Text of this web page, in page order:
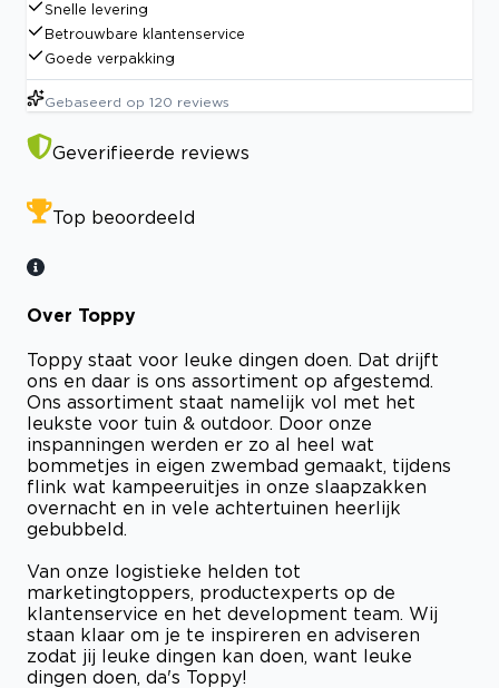
Snelle levering
Betrouwbare klantenservice
Goede verpakking
Gebaseerd op 120 reviews
Geverifieerde reviews
Top beoordeeld
Over Toppy
Toppy staat voor leuke dingen doen. Dat drijft
ons en daar is ons assortiment op afgestemd.
Ons assortiment staat namelijk vol met het
leukste voor tuin & outdoor. Door onze
inspanningen werden er zo al heel wat
bommetjes in eigen zwembad gemaakt, tijdens
flink wat kampeeruitjes in onze slaapzakken
overnacht en in vele achtertuinen heerlijk
gebubbeld.
Van onze logistieke helden tot
marketingtoppers, productexperts op de
klantenservice en het development team. Wij
staan klaar om je te inspireren en adviseren
zodat jij leuke dingen kan doen, want leuke
dingen doen, da's Toppy!